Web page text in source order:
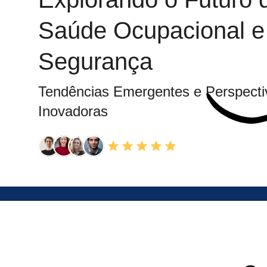
Saúde Ocupacional e
Segurança
Tendências Emergentes e
Inovadoras